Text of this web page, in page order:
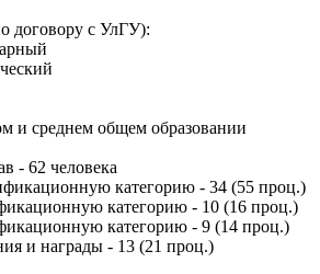
договору с УлГУ):
и среднем общем образовании
- 62 человека
категорию - 34 (55 проц.)
категорию - 10 (16 проц.)
категорию - 9 (14 проц.)
и награды - 13 (21 проц.)